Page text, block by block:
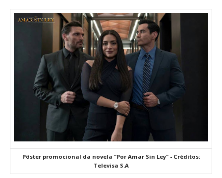
Pôster promocional da novela "Por Amar Sin Ley" - Créditos:
Televisa S.A